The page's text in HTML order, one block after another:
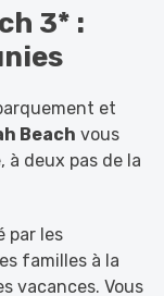
3* :
et
Beach vous
à deux pas de la
par les
familles à la
vacances. Vous